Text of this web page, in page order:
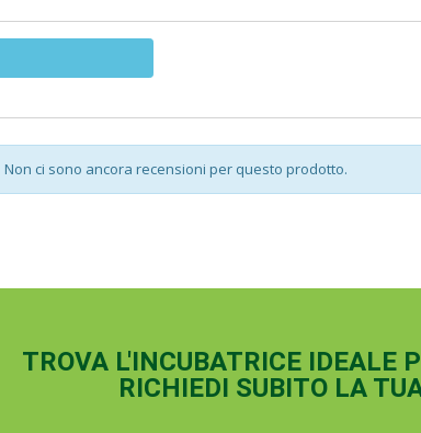
Non ci sono ancora recensioni per questo prodotto.
TROVA L'INCUBATRICE IDEALE
RICHIEDI SUBITO LA